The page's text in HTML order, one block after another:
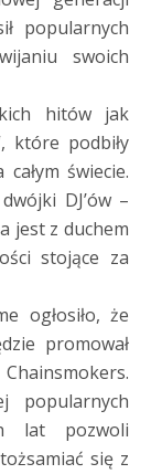
popularnych
swoich
hitów jak
które podbiły
świecie.
DJ’ów –
jest z duchem
stojące za
ogłosiło, że
promował
popularnych
lat pozwoli
się z